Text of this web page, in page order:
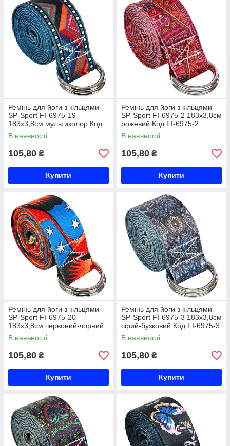
Ремінь для йоги з кільцями
SP-Sport FI-6975-19
183x3,8см мультиколор Код
FI-6975-19
В наявності
105,80 ₴
Купити
Ремінь для йоги з кільцями
SP-Sport FI-6975-2 183x3,8см
рожевий Код FI-6975-2
В наявності
105,80 ₴
Купити
Ремінь для йоги з кільцями
SP-Sport FI-6975-20
183x3,8см червоний-чорний
Код FI-6975-20
В наявності
105,80 ₴
Купити
Ремінь для йоги з кільцями
SP-Sport FI-6975-3 183x3,8см
сірий-бузковий Код FI-6975-3
В наявності
105,80 ₴
Купити